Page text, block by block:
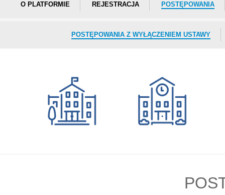
O PLATFORMIE REJESTRACJA POSTĘPOWANIA
POSTĘPOWANIA Z WYŁĄCZENIEM USTAWY